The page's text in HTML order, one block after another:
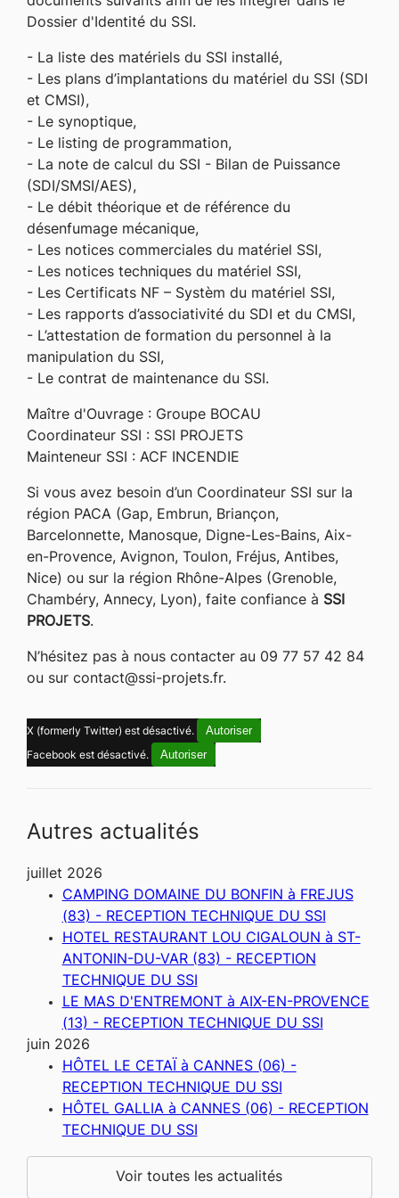
Dossier d'Identité du SSI.
- La liste des matériels du SSI installé,
- Les plans d’implantations du matériel du SSI (SDI
et CMSI),
- Le synoptique,
- Le listing de programmation,
- La note de calcul du SSI - Bilan de Puissance
(SDI/SMSI/AES),
- Le débit théorique et de référence du
désenfumage mécanique,
- Les notices commerciales du matériel SSI,
- Les notices techniques du matériel SSI,
- Les Certificats NF – Systèm du matériel SSI,
- Les rapports d’associativité du SDI et du CMSI,
- L’attestation de formation du personnel à la
manipulation du SSI,
- Le contrat de maintenance du SSI.
Maître d'Ouvrage : Groupe BOCAU
Coordinateur SSI : SSI PROJETS
Mainteneur SSI : ACF INCENDIE
Si vous avez besoin d’un Coordinateur SSI sur la
région PACA (Gap, Embrun, Briançon,
Barcelonnette, Manosque, Digne-Les-Bains, Aix-
en-Provence, Avignon, Toulon, Fréjus, Antibes,
Nice) ou sur la région Rhône-Alpes (Grenoble,
Chambéry, Annecy, Lyon), faite confiance à SSI
PROJETS.
N’hésitez pas à nous contacter au 09 77 57 42 84
ou sur contact@ssi-projets.fr.
X (formerly Twitter) est désactivé. Autoriser
Facebook est désactivé. Autoriser
Autres actualités
juillet 2026
CAMPING DOMAINE DU BONFIN à FREJUS
(83) - RECEPTION TECHNIQUE DU SSI
HOTEL RESTAURANT LOU CIGALOUN à ST-
ANTONIN-DU-VAR (83) - RECEPTION
TECHNIQUE DU SSI
LE MAS D'ENTREMONT à AIX-EN-PROVENCE
(13) - RECEPTION TECHNIQUE DU SSI
juin 2026
HÔTEL LE CETAÏ à CANNES (06) -
RECEPTION TECHNIQUE DU SSI
HÔTEL GALLIA à CANNES (06) - RECEPTION
TECHNIQUE DU SSI
Voir toutes les actualités